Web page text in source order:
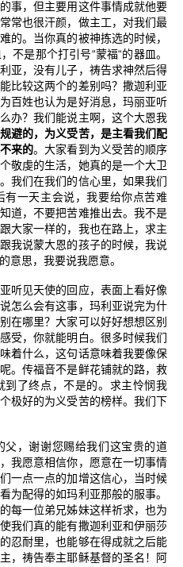
事，但主要用这件事情成就他要
常也很汗颜，做主工，对我们最
的。当你真的被神拣选的时候，
不是那个打引号“蒙福“的器皿。
亚，没有儿子，祷告求神然后得
比较这两个的差别吗？撒迦利亚
百姓也认为是好消息，玛丽亚听
办？我们能说主啊，这个大恩我
避的，为义受苦，是主看我们配
来的。大家看到为义受苦的顺序
敬虔的生活，她真的是一个大卫
我们在我们的信心里，如果我们
一天主会说，我要给你点苦难
道，不要把苦难推出去。我不是
大家一样的，我也在路上，求主
我说蒙大恩的孩子的时候，我说
意思，我要说我愿意。
听见天使的回应，表面上看好像
怎么会有这事，玛利亚说完为什
在哪里？大家可以好好想想区别
受，你就能明白。很多时候我们
着什么，这句话意味着我要像保
。传福音不是鲜花铺就的路，救
到了终点，不是的。求主怜悯我
极好的为义受苦的榜样。我们下
，谢谢您赐给我们这宝贵的道
我愿意相信你，愿意在一切事情
一点一点的加增这信心，当时候
为配得的如玛利亚那般的服事。
每一位弟兄姊妹这样祈求，也为
我们真的能有撒迦利亚和伊丽莎
忍耐里，也能够在得成就之后能
，祷告奉主耶稣基督的圣名！阿